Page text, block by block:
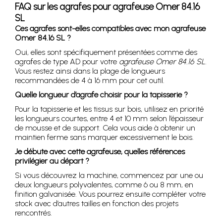
FAQ sur les agrafes pour agrafeuse Omer 84.16
SL
Ces agrafes sont-elles compatibles avec mon agrafeuse
Omer 84.16 SL ?
Oui, elles sont spécifiquement présentées comme des
agrafes de type AD pour votre agrafeuse Omer 84.16 SL
Vous restez ainsi dans la plage de longueurs
recommandées de 4 à 16 mm pour cet outil.
Quelle longueur d’agrafe choisir pour la tapisserie ?
Pour la tapisserie et les tissus sur bois, utilisez en priorité
les longueurs courtes, entre 4 et 10 mm selon l’épaisseur
de mousse et de support. Cela vous aide à obtenir un
maintien ferme sans marquer excessivement le bois.
Je débute avec cette agrafeuse, quelles références
privilégier au départ ?
Si vous découvrez la machine, commencez par une ou
deux longueurs polyvalentes, comme 6 ou 8 mm, en
finition galvanisée. Vous pourrez ensuite compléter votre
stock avec d’autres tailles en fonction des projets
rencontrés.